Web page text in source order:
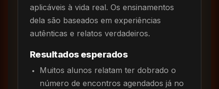
aplicáveis à vida real. Os ensinamentos
dela são baseados em experiências
autênticas e relatos verdadeiros.
Resultados esperados
Muitos alunos relatam ter dobrado o
número de encontros agendados já no